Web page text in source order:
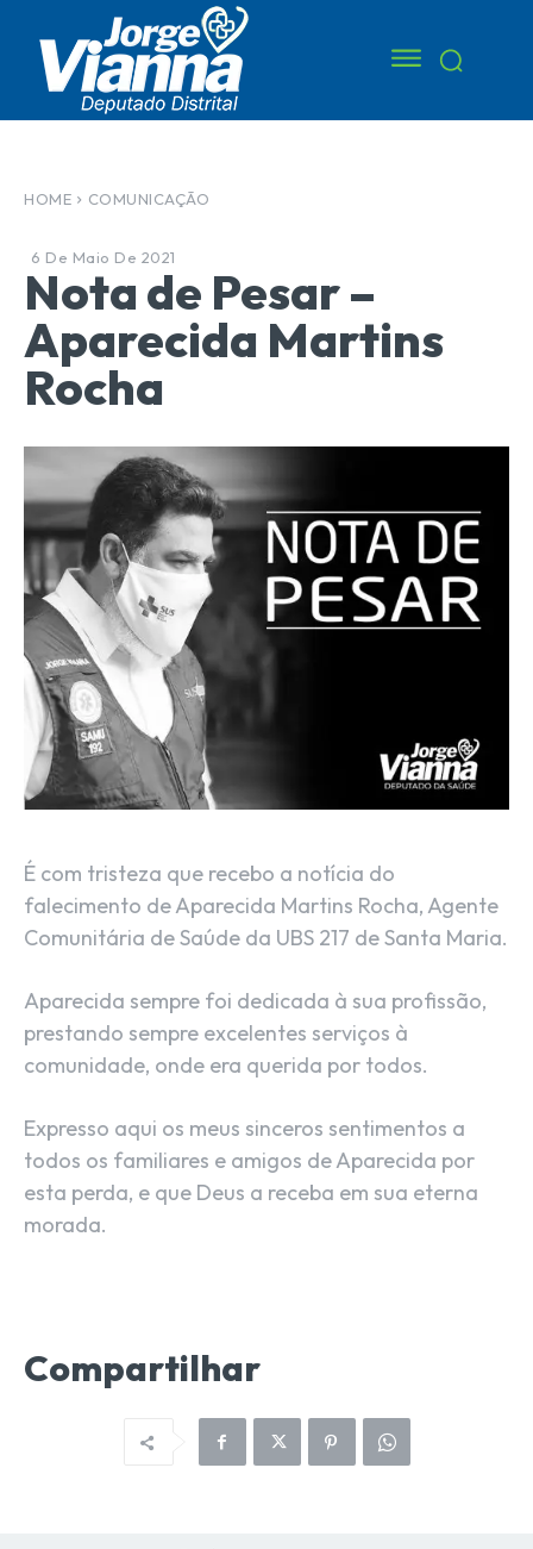
HOME COMUNICAÇÃO
6 De Maio De 2021
Nota de Pesar –
Aparecida Martins
Rocha
É com tristeza que recebo a notícia do
falecimento de Aparecida Martins Rocha, Agente
Comunitária de Saúde da UBS 217 de Santa Maria.
Aparecida sempre foi dedicada à sua profissão,
prestando sempre excelentes serviços à
comunidade, onde era querida por todos.
Expresso aqui os meus sinceros sentimentos a
todos os familiares e amigos de Aparecida por
esta perda, e que Deus a receba em sua eterna
morada.
Compartilhar